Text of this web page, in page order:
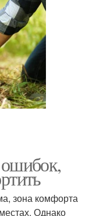
зона комфорта
Однако